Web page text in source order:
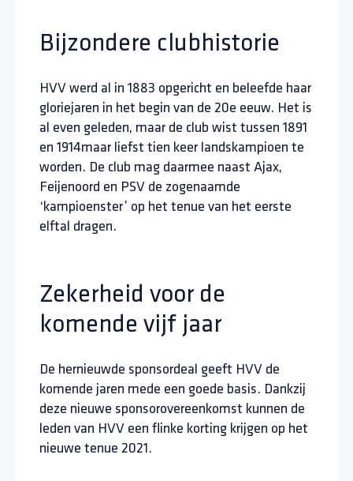
Bijzondere clubhistorie
HVV werd al in 1883 opgericht en beleefde haar
gloriejaren in het begin van de 20e eeuw. Het is
al even geleden, maar de club wist tussen 1891
en 1914maar liefst tien keer landskampioen te
worden. De club mag daarmee naast Ajax,
Feijenoord en PSV de zogenaamde
‘kampioenster’ op het tenue van het eerste
elftal dragen.
Zekerheid voor de
komende vijf jaar
De hernieuwde sponsordeal geeft HVV de
komende jaren mede een goede basis. Dankzij
deze nieuwe sponsorovereenkomst kunnen de
leden van HVV een flinke korting krijgen op het
nieuwe tenue 2021.